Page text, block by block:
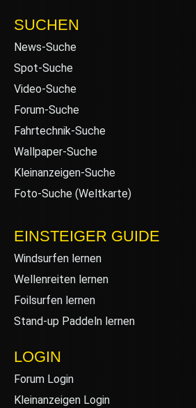
SUCHEN
News-Suche
Spot-Suche
Video-Suche
Forum-Suche
Fahrtechnik-Suche
Wallpaper-Suche
Kleinanzeigen-Suche
Foto-Suche (Weltkarte)
EINSTEIGER GUIDE
Windsurfen lernen
Wellenreiten lernen
Foilsurfen lernen
Stand-up Paddeln lernen
LOGIN
Forum Login
Kleinanzeigen Login